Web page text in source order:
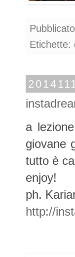
Etichette:
a
giovane
tutto è
enjoy!
ph.
http://